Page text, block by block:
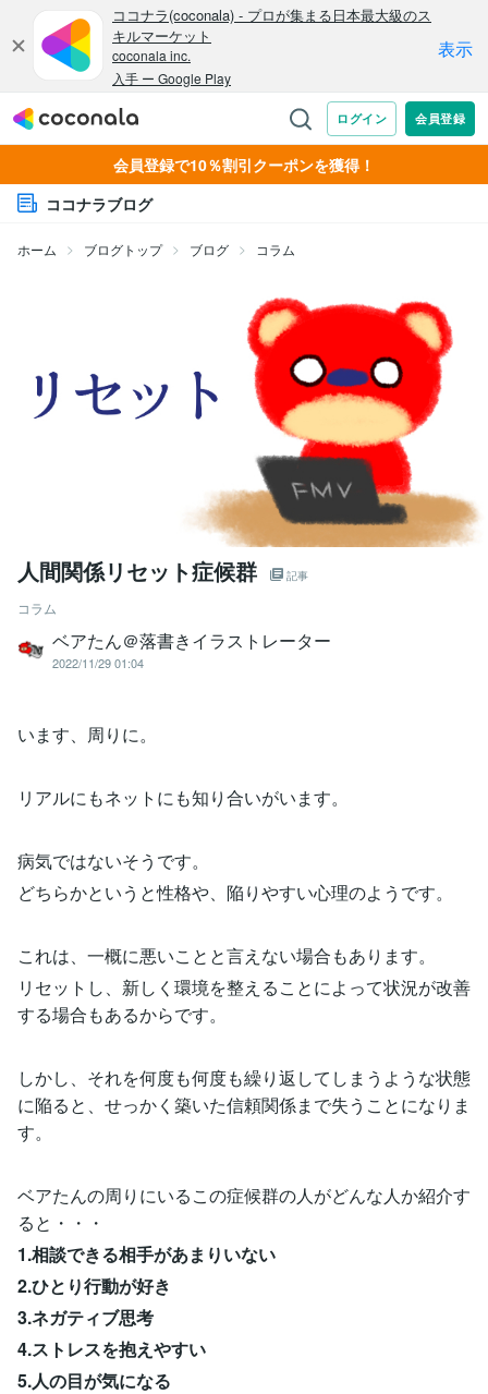
会員登録で10％割引クーポンを獲得！
ココナラブログ
ホーム ブログトップ ブログ コラム
人間関係リセット症候群 記事
コラム
ベアたん＠落書きイラストレーター
2022/11/29 01:04
います、周りに。
リアルにもネットにも知り合いがいます。
病気ではないそうです。
どちらかというと性格や、陥りやすい心理のようです。
これは、一概に悪いことと言えない場合もあります。
リセットし、新しく環境を整えることによって状況が改善
する場合もあるからです。
しかし、それを何度も何度も繰り返してしまうような状態
に陥ると、せっかく築いた信頼関係まで失うことになりま
す。
ベアたんの周りにいるこの症候群の人がどんな人か紹介す
ると・・・
1.相談できる相手があまりいない
2.ひとり行動が好き
3.ネガティブ思考
4.ストレスを抱えやすい
5.人の目が気になる